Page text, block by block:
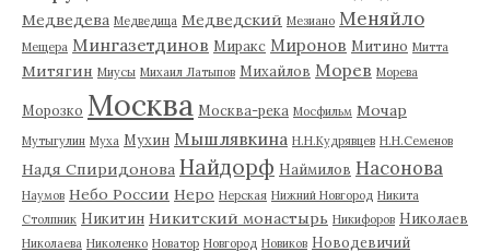
Медведева Медведица Медведский Мезиано Меняйло
Мещера Мингазетдинов Миракс Миронов Митино Митта
Митягин Миусы Михаил Латыпов Михайлов Морев Морева
Морозко Москва Москва-река Мосфильм Мочар
Мутыгулин Муха Мухин Мышлявкина Н.Н.Кудрявцев Н.Н.Семенов
Надя Спиридонова Найдорф Наймилов Насонова
Наумов Небо России Неро Нерская Нижний Новгород Никита
Столпник Никитин Никитский монастырь Никифоров Николаев
Николаева Николенко Новатор Новгород Новиков Новодевичий